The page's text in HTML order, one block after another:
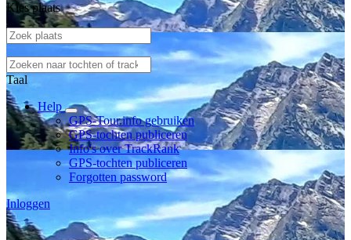
Kies plaats
Taal
Help
GPS-Tour.info gebruiken
GPS-tochten publiceren
Info's over TrackRank
GPS-tochten publiceren
Forgotten password
Inloggen